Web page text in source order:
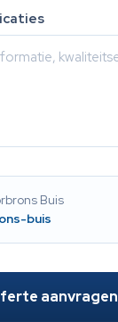
Buis
buis
aanvragen